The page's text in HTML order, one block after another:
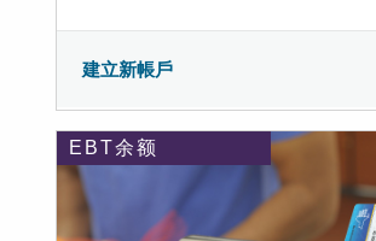
建立新帳戶
EBT余额